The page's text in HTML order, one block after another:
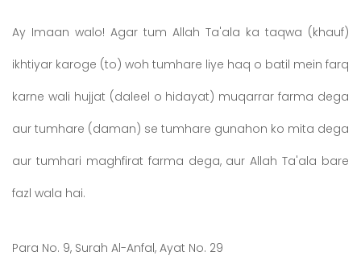
Ay Imaan walo! Agar tum Allah Ta'ala ka taqwa (khauf)
ikhtiyar karoge (to) woh tumhare liye haq o batil mein farq
karne wali hujjat (daleel o hidayat) muqarrar farma dega
aur tumhare (daman) se tumhare gunahon ko mita dega
aur tumhari maghfirat farma dega, aur Allah Ta'ala bare
fazl wala hai.
Para No. 9, Surah Al-Anfal, Ayat No. 29